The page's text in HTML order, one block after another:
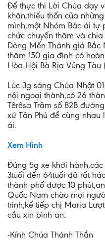
Để thực thi Lời Chúa dạy
khăn,thiếu thốn của
mình,một Nhóm Bác ái tự
chức chuyến thăm và
Dòng Mến Thánh giá
thăm 150 gia đình có
Hòa Hội Bà Rịa Vũng
Lúc 3g sáng Chúa Nhật
nội ngoại thành,có 26
Têrêsa Trâm số 82B
xứ Tân Phú để cùng
ái.
Xem Hình
Đúng 5g xe khởi
3tuổi đến 64tuổi đã rất
thành phố được 10
Quốc Nam chào mọi
trình,kế tiếp chị Maria
cầu xin bình an:
-Kính Chúa Thánh Thần